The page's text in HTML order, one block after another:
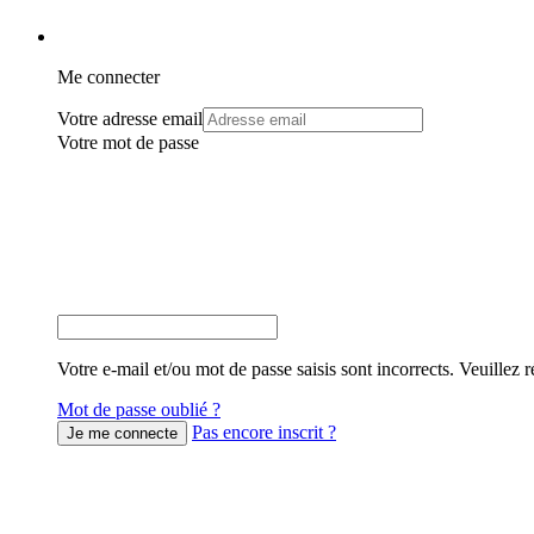
Me connecter
Votre adresse email
Votre mot de passe
Votre e-mail et/ou mot de passe saisis sont incorrects. Veuillez
Mot de passe oublié ?
Pas encore inscrit ?